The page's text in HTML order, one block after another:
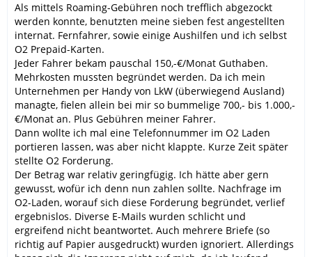
Als mittels Roaming-Gebühren noch trefflich abgezockt
werden konnte, benutzten meine sieben fest angestellten
internat. Fernfahrer, sowie einige Aushilfen und ich selbst
O2 Prepaid-Karten.
Jeder Fahrer bekam pauschal 150,-€/Monat Guthaben.
Mehrkosten mussten begründet werden. Da ich mein
Unternehmen per Handy von LkW (überwiegend Ausland)
managte, fielen allein bei mir so bummelige 700,- bis 1.000,-
€/Monat an. Plus Gebühren meiner Fahrer.
Dann wollte ich mal eine Telefonnummer im O2 Laden
portieren lassen, was aber nicht klappte. Kurze Zeit später
stellte O2 Forderung.
Der Betrag war relativ geringfügig. Ich hätte aber gern
gewusst, wofür ich denn nun zahlen sollte. Nachfrage im
O2-Laden, worauf sich diese Forderung begründet, verlief
ergebnislos. Diverse E-Mails wurden schlicht und
ergreifend nicht beantwortet. Auch mehrere Briefe (so
richtig auf Papier ausgedruckt) wurden ignoriert. Allerdings